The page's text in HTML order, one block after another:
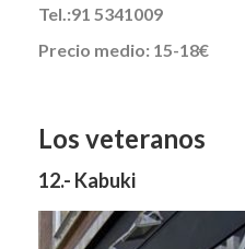
Tel.:91 5341009
Precio medio: 15-18€
Los veteranos
12.- Kabuki